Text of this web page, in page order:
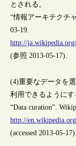
とされる。
“情報アーキテクチ
03-19.
http://
(参照 2013-05-17).
(4)重要なデータを
利用できるようにす
“Data curation”.
http://
(accessed 2013-05-17).